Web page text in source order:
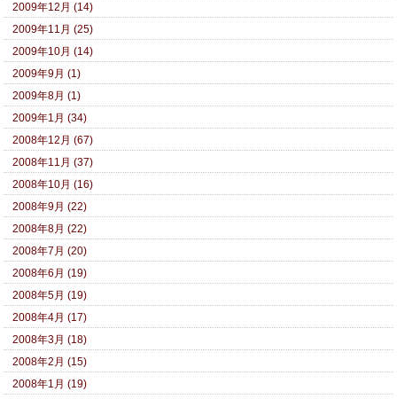
2009年12月 (14)
2009年11月 (25)
2009年10月 (14)
2009年9月 (1)
2009年8月 (1)
2009年1月 (34)
2008年12月 (67)
2008年11月 (37)
2008年10月 (16)
2008年9月 (22)
2008年8月 (22)
2008年7月 (20)
2008年6月 (19)
2008年5月 (19)
2008年4月 (17)
2008年3月 (18)
2008年2月 (15)
2008年1月 (19)